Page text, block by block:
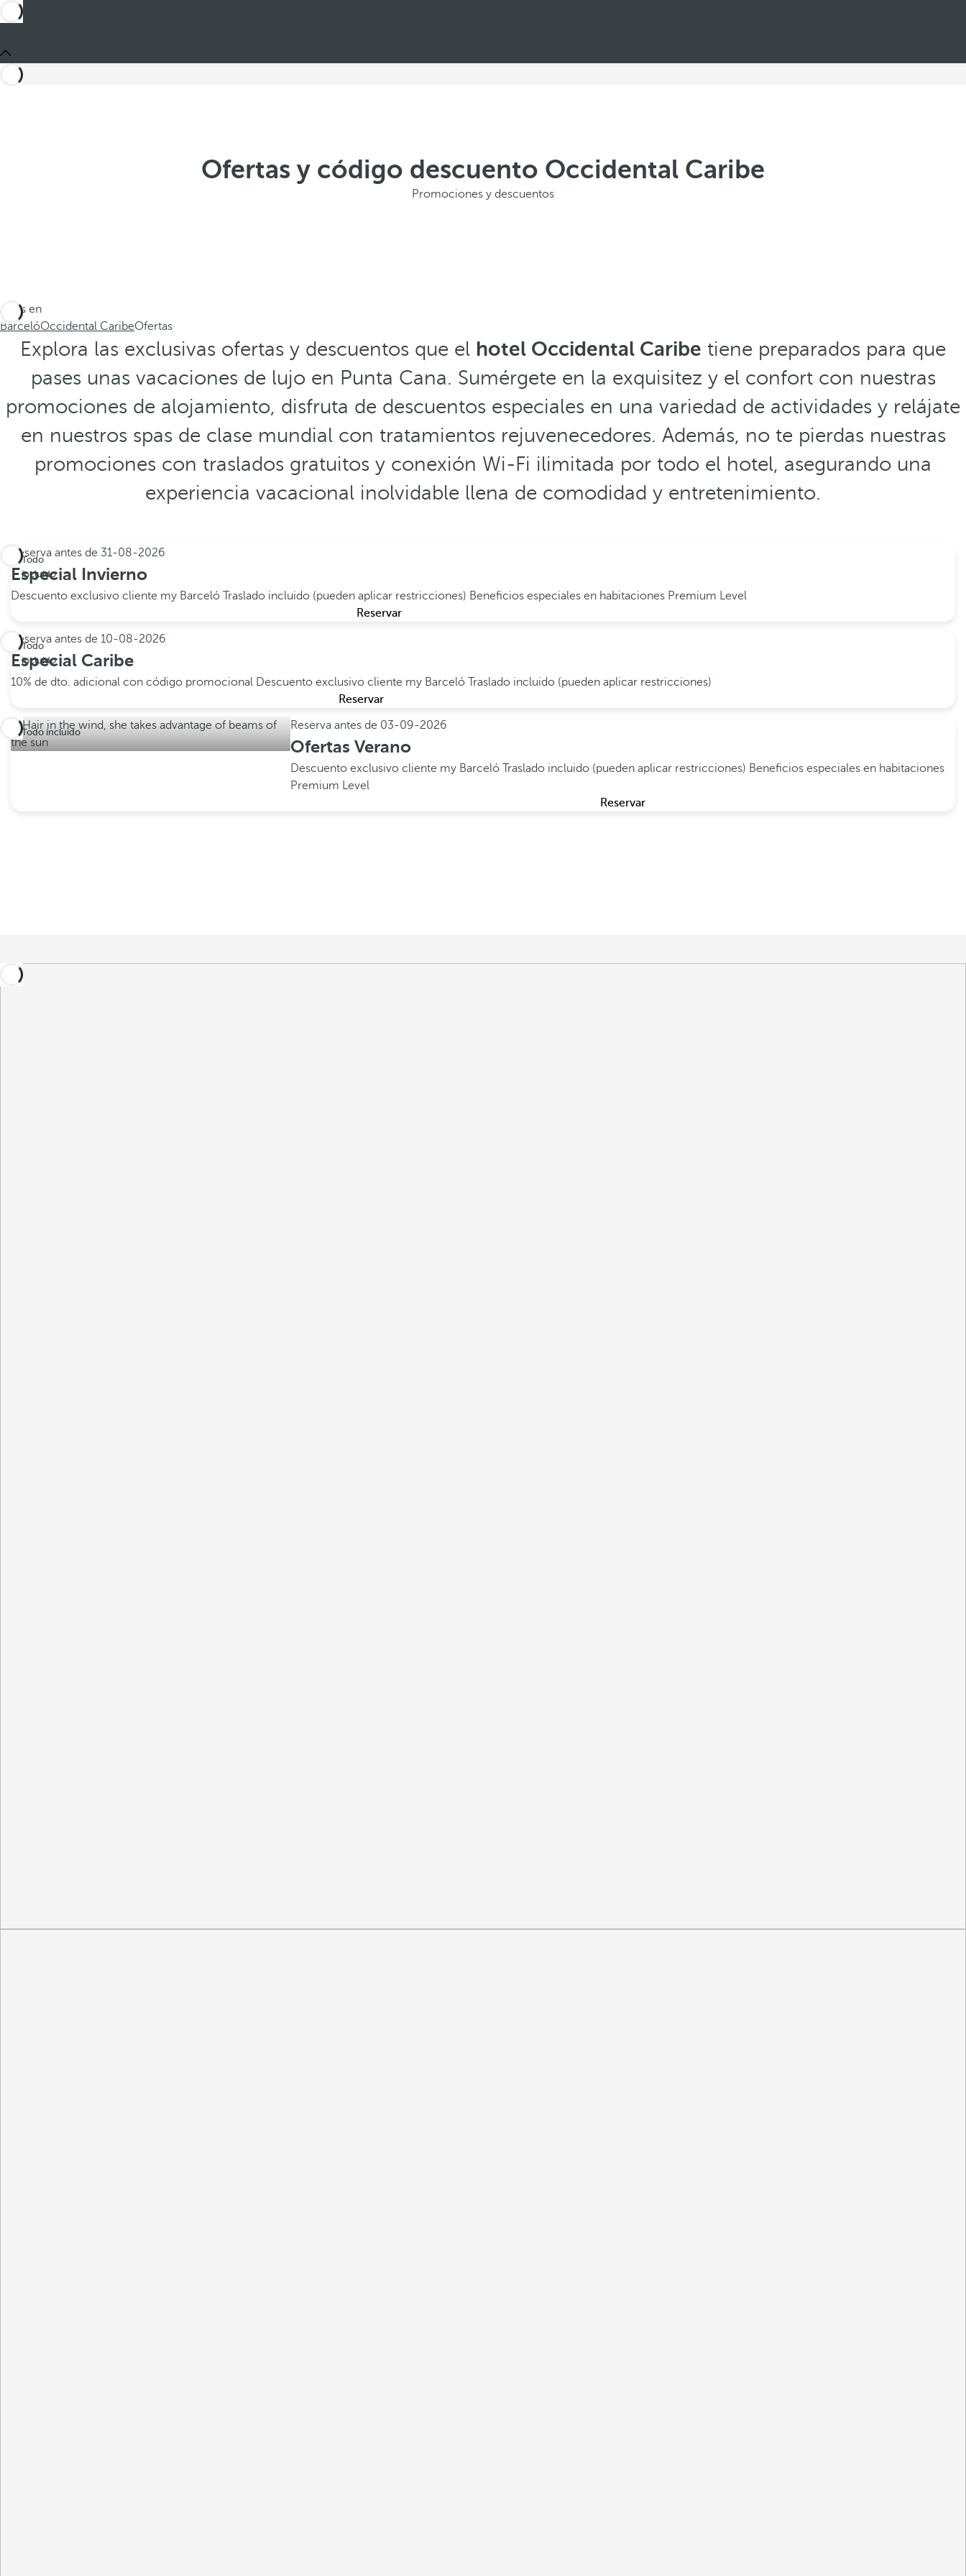
Ofertas y código descuento Occidental Caribe
Promociones y descuentos
Estás en
BarcelóOccidental CaribeOfertas
Explora las exclusivas ofertas y descuentos que el hotel Occidental Caribe tiene preparados para que
pases unas vacaciones de lujo en Punta Cana. Sumérgete en la exquisitez y el confort con nuestras
promociones de alojamiento, disfruta de descuentos especiales en una variedad de actividades y relájate
en nuestros spas de clase mundial con tratamientos rejuvenecedores. Además, no te pierdas nuestras
promociones con traslados gratuitos y conexión Wi-Fi ilimitada por todo el hotel, asegurando una
experiencia vacacional inolvidable llena de comodidad y entretenimiento.
Todo
incluido
Reserva antes de 31-08-2026
Especial Invierno
Descuento exclusivo cliente my Barceló Traslado incluido (pueden aplicar restricciones) Beneficios especiales en habitaciones Premium Level
Reservar
Todo
incluido
Reserva antes de 10-08-2026
Especial Caribe
10% de dto. adicional con código promocional Descuento exclusivo cliente my Barceló Traslado incluido (pueden aplicar restricciones)
Reservar
Todo incluido
Reserva antes de 03-09-2026
Ofertas Verano
Descuento exclusivo cliente my Barceló Traslado incluido (pueden aplicar restricciones) Beneficios especiales en habitaciones
Premium Level
Reservar